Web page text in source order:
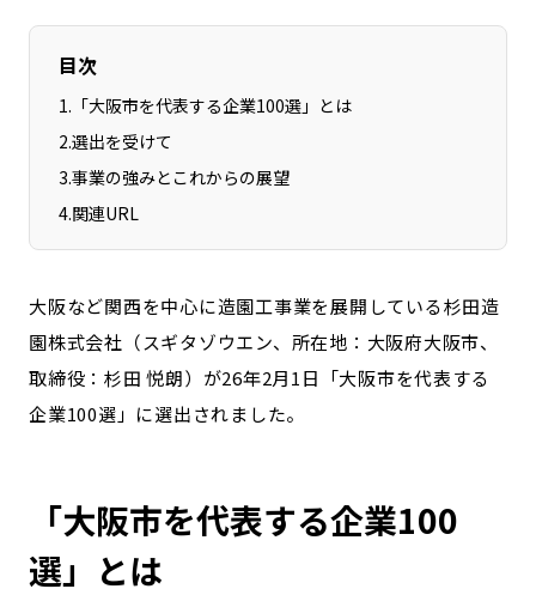
河内エリア
奈良エリア
和歌山エリア
鳥取エリア
高知エリア
福岡エリア
佐賀エリア
長崎エリア
熊本エリア
大分エリア
宮崎エリア
鹿児島エリア
カテゴリから探す
目次
1. 「大阪市を代表する企業100選」とは
2.選出を受けて
3.事業の強みとこれからの展望
4.関連URL
大阪など関西を中心に造園工事業を展開している杉田造
園株式会社（スギタゾウエン、所在地：大阪府大阪市、
取締役：杉田 悦朗）が26年2月1日「大阪市を代表する
企業100選」に選出されました。
「大阪市を代表する企業100
選」とは